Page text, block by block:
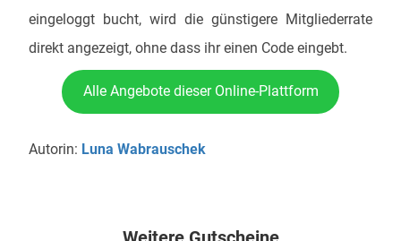
eingeloggt bucht, wird die günstigere Mitgliederrate
direkt angezeigt, ohne dass ihr einen Code eingebt.
Alle Angebote dieser Online-Plattform
Autorin: Luna Wabrauschek